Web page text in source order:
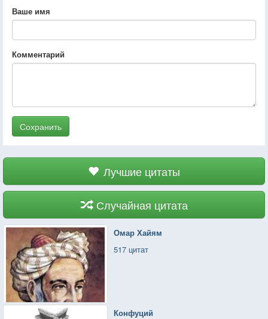
Ваше имя
Комментарий
Сохранить
Лучшие цитаты
Случайная цитата
Омар Хайям
517 цитат
Конфуций